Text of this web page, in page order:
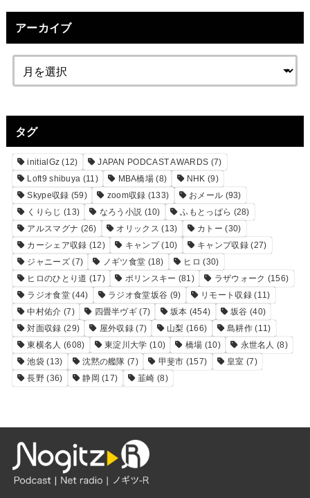
アーカイブ
タグ
initialGz (12) JAPAN PODCAST AWARDS (7)
Loft9 shibuya (11) MBA橋場 (8) NHK (9)
Skype収録 (59) zoom収録 (133) おメール (93)
くりらじ (13) なろう小説 (10) ふもとっぱら (28)
アルスマグナ (26) オリックス (13) カトー (30)
カーシェア収録 (12) キャンプ(10) キャンプ収録(27)
ジャニーズ(7) ノギツ食堂 (18) ヒロ (30)
ヒロのひとり道 (17) ポリンスキー (81) ラザウォーク (156)
ラジオ食堂(44) ラジオ食堂坂谷 (9) リモート収録(11)
中村佑介 (7) 四畳半ヴギ (7) 坂本 (454) 坂谷 (40)
対面収録 (29) 屋外収録 (7) 山梨 (166) 島耕作(11)
東横名人 (608) 東淀川大学 (10) 橋場 (10) 永世名人 (8)
池袋 (13) 沈黙の艦隊 (7) 甲斐市 (157) 皇室 (7)
長野 (36) 静岡 (17) 韮崎 (8)